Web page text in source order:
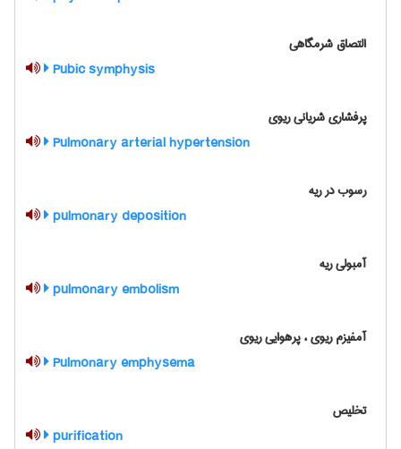
التصاق شرمگاهی
Pubic symphysis
پرفشاری شریانی ریوی
Pulmonary arterial hypertension
رسوب در ریه
pulmonary deposition
آمبولی ریه
pulmonary embolism
آمفیزم ریوی ، پرهوایی ریوی
Pulmonary emphysema
تخلیص
purification